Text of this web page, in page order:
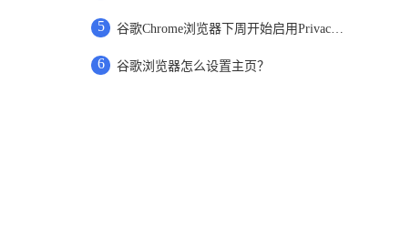
5 谷歌Chrome浏览器下周开始启用Privacy Sandbox
6 谷歌浏览器怎么设置主页？